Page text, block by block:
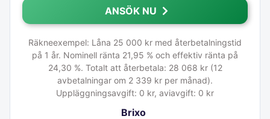
ANSÖK NU
Räkneexempel: Låna 25 000 kr med återbetalningstid
på 1 år. Nominell ränta 21,95 % och effektiv ränta på
24,30 %. Totalt att återbetala: 28 068 kr (12
avbetalningar om 2 339 kr per månad).
Uppläggningsavgift: 0 kr, aviavgift: 0 kr
Brixo